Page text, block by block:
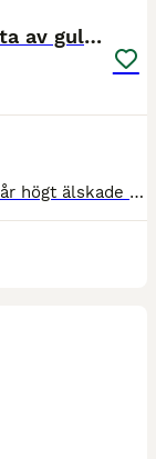
Välutbildad läromästare med hjärta av guld ❤️
⭐ Vi söker nu nästa 5-stjärniga hem till vår högt älskade och välutbildade ponny Billy ⭐ Det är med stor sorg i hjärtat som vi nu söker nästa hem till fantastiska Billy, då nuvarande ryttare känner sig lång på honom och det är dags för en ny liten ryttare att få uppleva allt han har att erbjuda. * Valack, född 2012 * C-ponny, 139 cm * Kvalad till Msv B hoppning * Vetche